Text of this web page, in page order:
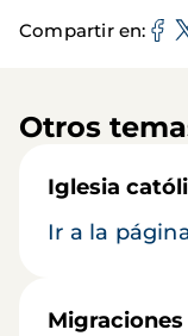
Compartir en
Otros
Iglesia
Ir a la
Migraciones